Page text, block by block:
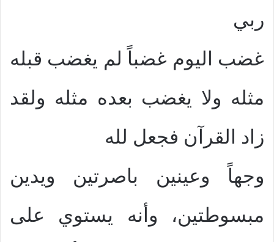
ربي
غضب اليوم غضباً لم يغضب قبله
مثله ولا يغضب بعده مثله ولقد
زاد القرآن فجعل لله
وجهاً وعينين باصرتين ويدين
مبسوطتين، وأنه يستوي على